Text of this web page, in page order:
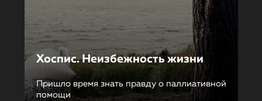
Хоспис. Неизбежность жизни
Пришло время знать правду о паллиативной
помощи